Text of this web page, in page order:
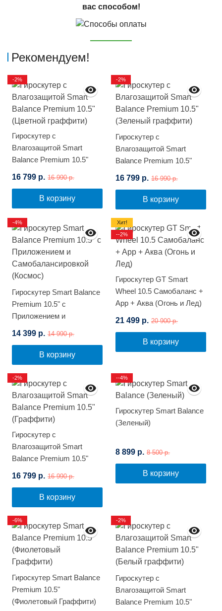
вас способом!
Рекомендуем!
Гироскутер с
Влагозащитой Smart
Balance Premium 10.5"
16 799 р. 16 990 р.
В корзину
-2%
Гироскутер с
Влагозащитой Smart
Balance Premium 10.5"
16 799 р. 16 990 р.
В корзину
-2%
Гироскутер Smart Balance
Premium 10.5" с
Приложением и
(Космос)
14 399 р. 14 990 р.
В корзину
-4%
Гироскутер GT Smart
Wheel 10.5 Самобаланс +
App + Аква (Огонь и Лед)
21 499 р. 20 900 р.
В корзину
Хит!
--2%
Гироскутер с
Влагозащитой Smart
Balance Premium 10.5"
16 799 р. 16 990 р.
В корзину
-2%
Гироскутер Smart Balance
(Зеленый)
8 899 р. 8 500 р.
В корзину
--4%
Гироскутер Smart Balance
Premium 10.5"
(Фиолетовый Граффити)
-6%
Гироскутер с
Влагозащитой Smart
Balance Premium 10.5"
-2%